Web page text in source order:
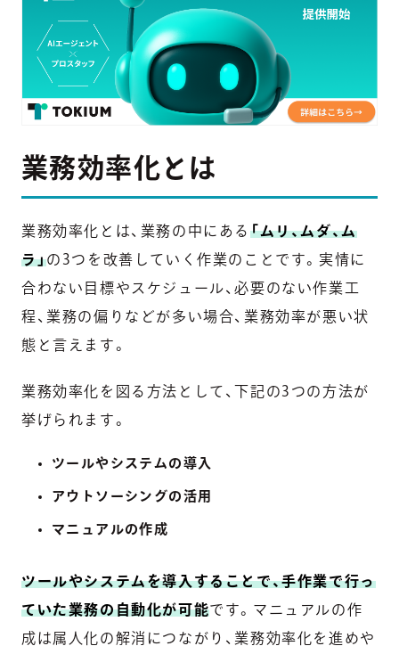
業務効率化とは
業務効率化とは、業務の中にある 「ムリ、ムダ、ム
ラ」の3つを改善していく作業のことです。実情に
合わない目標やスケジュール、必要のない作業工
程、業務の偏りなどが多い場合、業務効率が悪い状
態と言えます。
業務効率化を図る方法として、下記の3つの方法が
挙げられます。
ツールやシステムの導入
アウトソーシングの活用
マニュアルの作成
ツールやシステムを導入することで、手作業で行っ
ていた業務の自動化が可能です。マニュアルの作
成は属人化の解消につながり、業務効率化を進めや